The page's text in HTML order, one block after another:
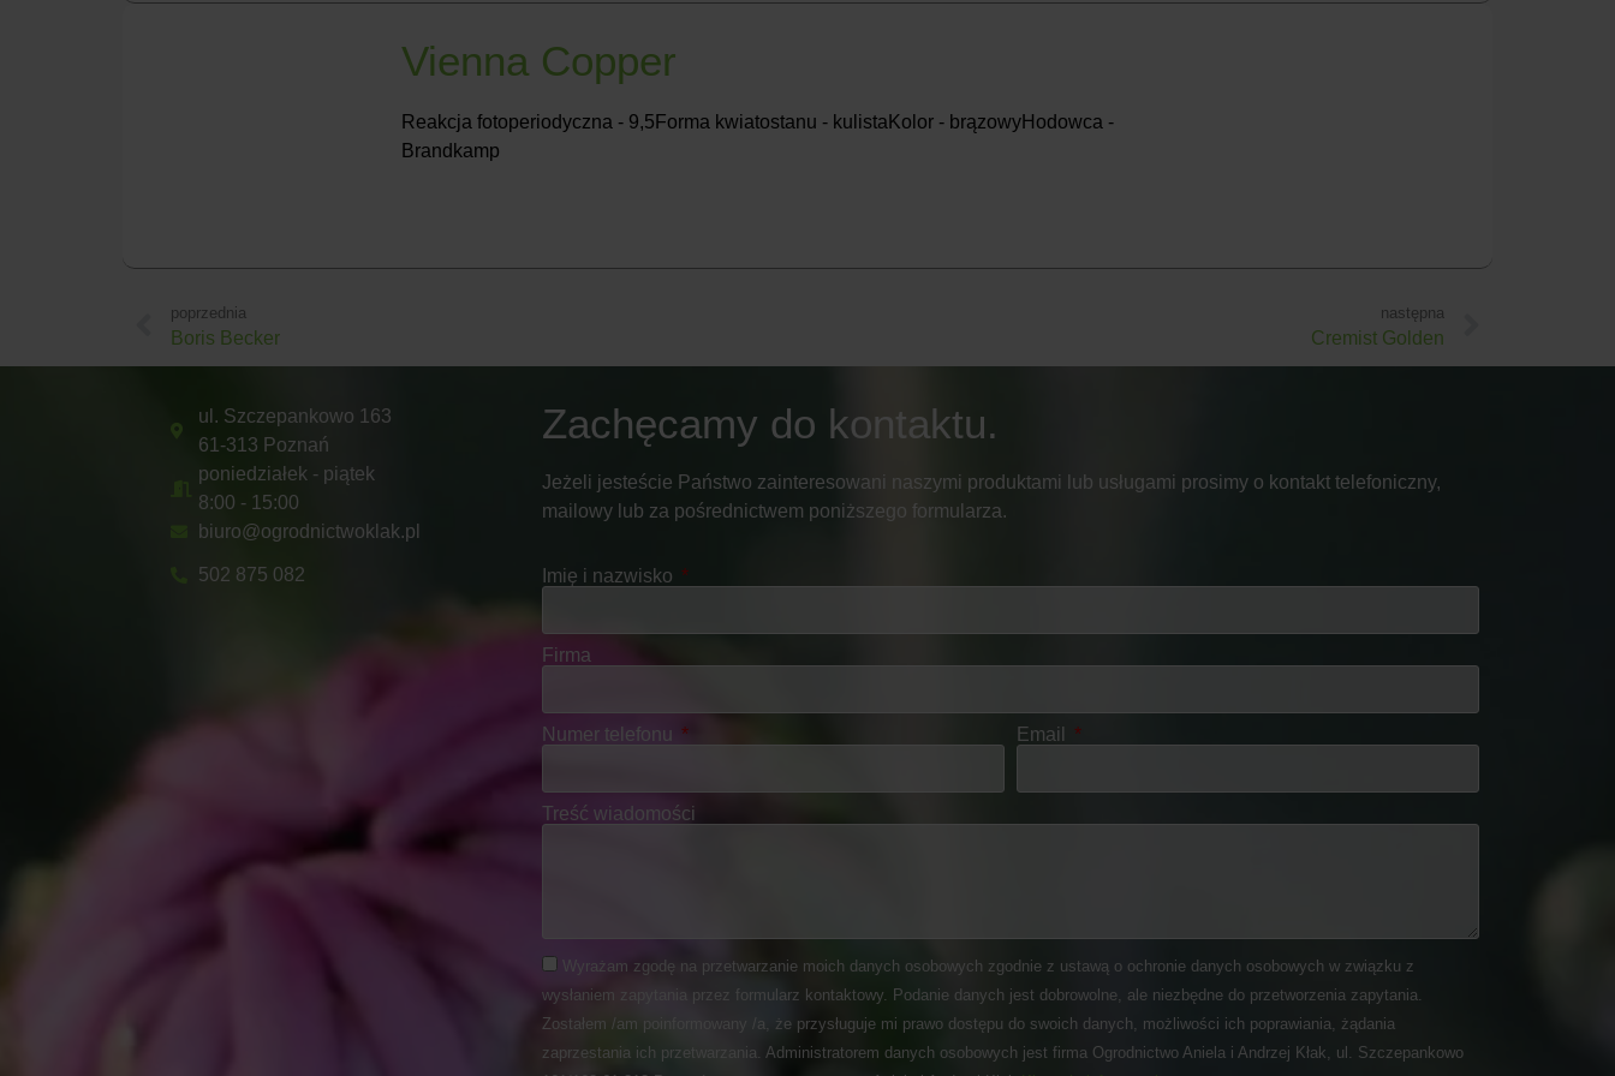
Vienna Copper
Reakcja fotoperiodyczna - 9,5Forma kwiatostanu - kulistaKolor - brązowyHodowca -
Brandkamp
poprzednia
Boris Becker
następna
Cremist Golden
ul. Szczepankowo 163
61-313 Poznań
poniedziałek - piątek
8:00 - 15:00
biuro@ogrodnictwoklak.pl
502 875 082
Zachęcamy do kontaktu.
Jeżeli jesteście Państwo zainteresowani naszymi produktami lub usługami prosimy o kontakt telefoniczny,
mailowy lub za pośrednictwem poniższego formularza.
Imię i nazwisko
Firma
Numer telefonu Email
Treść wiadomości
Wyrażam zgodę na przetwarzanie moich danych osobowych zgodnie z ustawą o ochronie danych osobowych w związku z
wysłaniem zapytania przez formularz kontaktowy. Podanie danych jest dobrowolne, ale niezbędne do przetworzenia zapytania.
Zostałem /am poinformowany /a, że przysługuje mi prawo dostępu do swoich danych, możliwości ich poprawiania, żądania
zaprzestania ich przetwarzania. Administratorem danych osobowych jest firma Ogrodnictwo Aniela i Andrzej Kłak, ul. Szczepankowo